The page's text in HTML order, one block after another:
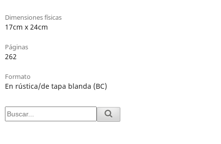
Dimensiones físicas
17cm x 24cm
Páginas
262
Formato
En rústica/de tapa blanda (BC)